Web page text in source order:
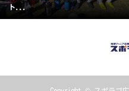
ト...